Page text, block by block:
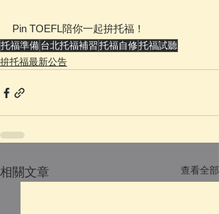
Pin TOEFL陪你一起拚托福！
托福準備台北托福補習托福自修托福試聽
拚托福最新公告
相關文章 查看全部